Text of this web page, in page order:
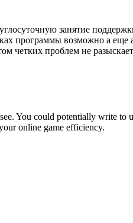
занятие
программы возможно а
четких проблем не
You could potentially write to
online game efficiency.